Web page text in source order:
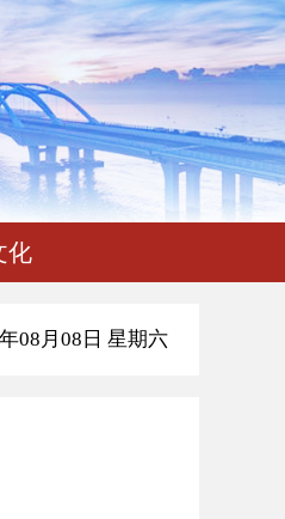
化
08月08日 星期六